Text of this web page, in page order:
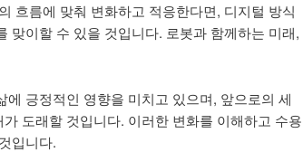
흐름에 맞춰 변화하고 적응한다면, 디지털 방식
맞이할 수 있을 것입니다. 로봇과 함께하는 미래,
긍정적인 영향을 미치고 있으며, 앞으로의 세
도래할 것입니다. 이러한 변화를 이해하고 수용
입니다.